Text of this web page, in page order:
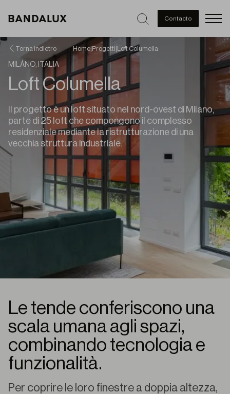
Contacto
Torna indietro Home| Progetti Loft Columella
MILÁNO, ITALIA
Loft Columella
Il progetto è un loft situato nel nord-ovest di Milano,
parte di 25 loft che compongono il complesso
residenziale mediante la ristrutturazione di una
vecchia struttura industriale.
Le tende conferiscono una
scala umana agli spazi,
combinando tecnologia e
funzionalità.
Per coprire le loro finestre a doppia altezza,